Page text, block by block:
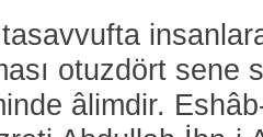
tasavvufta
otuzdört sene
âlimdir.